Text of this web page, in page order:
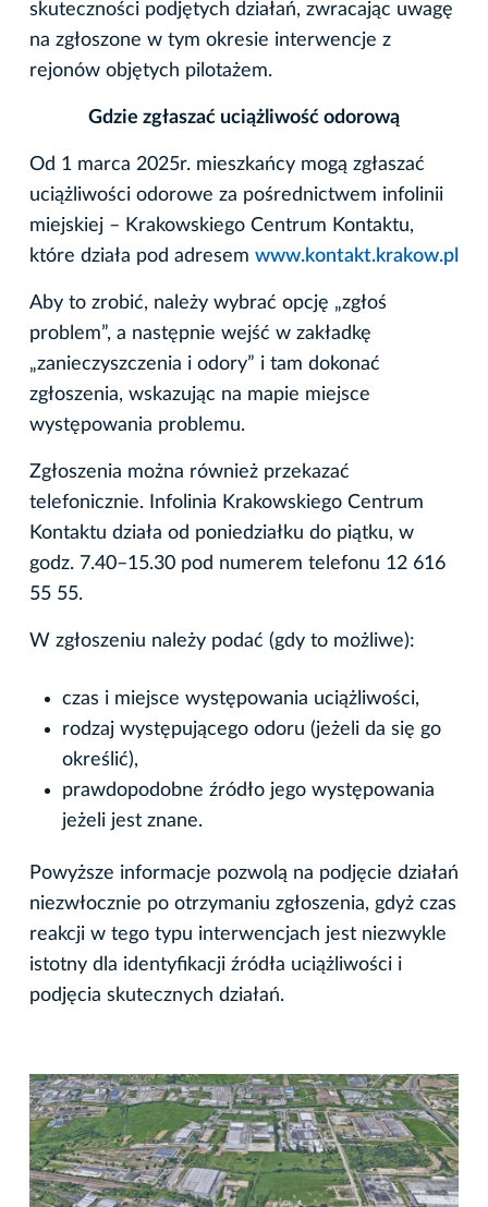
skuteczności podjętych działań, zwracając uwagę
na zgłoszone w tym okresie interwencje z
rejonów objętych pilotażem.
Gdzie zgłaszać uciążliwość odorową
Od 1 marca 2025r. mieszkańcy mogą zgłaszać
uciążliwości odorowe za pośrednictwem infolinii
miejskiej – Krakowskiego Centrum Kontaktu,
które działa pod adresem www.kontakt.krakow.pl
Aby to zrobić, należy wybrać opcję „zgłoś
problem”, a następnie wejść w zakładkę
„zanieczyszczenia i odory” i tam dokonać
zgłoszenia, wskazując na mapie miejsce
występowania problemu.
Zgłoszenia można również przekazać
telefonicznie. Infolinia Krakowskiego Centrum
Kontaktu działa od poniedziałku do piątku, w
godz. 7.40–15.30 pod numerem telefonu 12 616
55 55.
W zgłoszeniu należy podać (gdy to możliwe):
czas i miejsce występowania uciążliwości,
rodzaj występującego odoru (jeżeli da się go
określić),
prawdopodobne źródło jego występowania
jeżeli jest znane.
Powyższe informacje pozwolą na podjęcie działań
niezwłocznie po otrzymaniu zgłoszenia, gdyż czas
reakcji w tego typu interwencjach jest niezwykle
istotny dla identyfikacji źródła uciążliwości i
podjęcia skutecznych działań.